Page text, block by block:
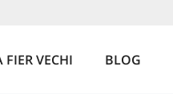
FIER VECHI BLOG